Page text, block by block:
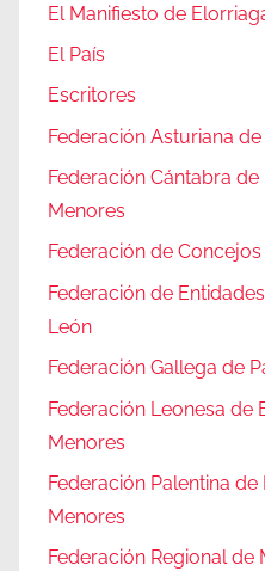
El Manifiesto de
El País
Escritores
Federación Asturiana
Federación Cántabra
Menores
Federación de
Federación de
León
Federación Gallega de
Federación Leonesa de
Menores
Federación Palentina
Menores
Federación Regional de